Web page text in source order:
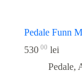
Pedale Funn
530 00 lei
Pedale,